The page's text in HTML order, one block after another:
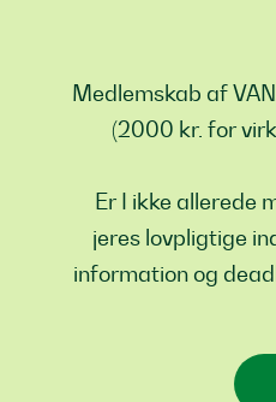
Medlemskab af
(2000 kr. for
Er I ikke allerede
jeres lovpligtige
information og